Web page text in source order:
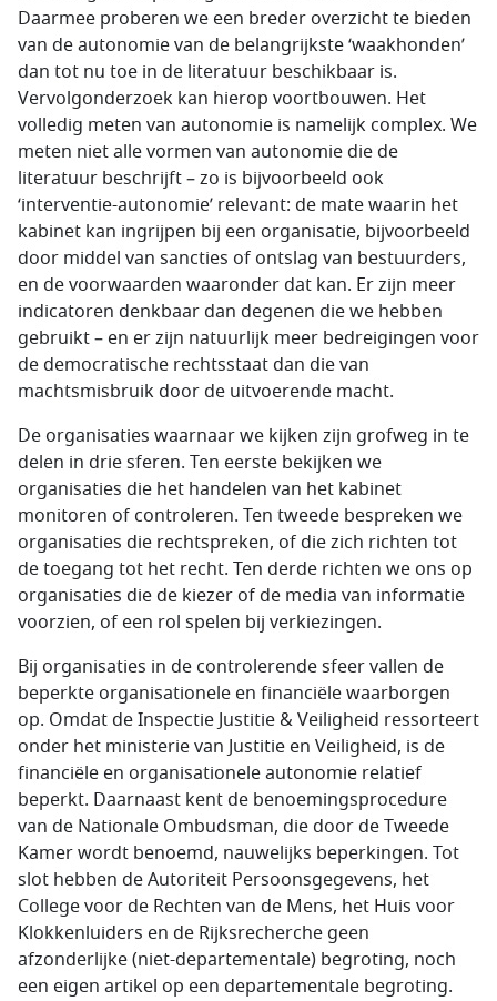
Daarmee proberen we een breder overzicht te bieden
van de autonomie van de belangrijkste ‘waakhonden’
dan tot nu toe in de literatuur beschikbaar is.
Vervolgonderzoek kan hierop voortbouwen. Het
volledig meten van autonomie is namelijk complex. We
meten niet alle vormen van autonomie die de
literatuur beschrijft – zo is bijvoorbeeld ook
‘interventie-autonomie’ relevant: de mate waarin het
kabinet kan ingrijpen bij een organisatie, bijvoorbeeld
door middel van sancties of ontslag van bestuurders,
en de voorwaarden waaronder dat kan. Er zijn meer
indicatoren denkbaar dan degenen die we hebben
gebruikt – en er zijn natuurlijk meer bedreigingen voor
de democratische rechtsstaat dan die van
machtsmisbruik door de uitvoerende macht.
De organisaties waarnaar we kijken zijn grofweg in te
delen in drie sferen. Ten eerste bekijken we
organisaties die het handelen van het kabinet
monitoren of controleren. Ten tweede bespreken we
organisaties die rechtspreken, of die zich richten tot
de toegang tot het recht. Ten derde richten we ons op
organisaties die de kiezer of de media van informatie
voorzien, of een rol spelen bij verkiezingen.
Bij organisaties in de controlerende sfeer vallen de
beperkte organisationele en financiële waarborgen
op. Omdat de Inspectie Justitie & Veiligheid ressorteert
onder het ministerie van Justitie en Veiligheid, is de
financiële en organisationele autonomie relatief
beperkt. Daarnaast kent de benoemingsprocedure
van de Nationale Ombudsman, die door de Tweede
Kamer wordt benoemd, nauwelijks beperkingen. Tot
slot hebben de Autoriteit Persoonsgegevens, het
College voor de Rechten van de Mens, het Huis voor
Klokkenluiders en de Rijksrecherche geen
afzonderlijke (niet-departementale) begroting, noch
een eigen artikel op een departementale begroting.